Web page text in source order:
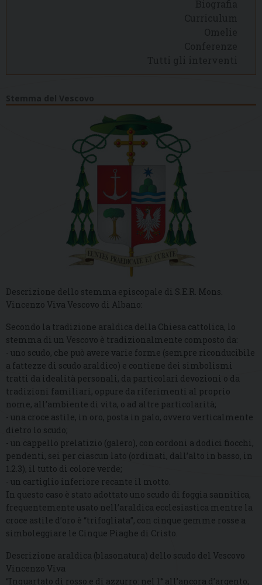
Descrizione dello stemma episcopale di S.E.R. Mons.
Vincenzo Viva Vescovo di Albano:
Secondo la tradizione araldica della Chiesa cattolica, lo
stemma di un Vescovo è tradizionalmente composto da:
- uno scudo, che può avere varie forme (sempre riconducibile
a fattezze di scudo araldico) e contiene dei simbolismi
tratti da idealità personali, da particolari devozioni o da
tradizioni familiari, oppure da riferimenti al proprio
nome, all’ambiente di vita, o ad altre particolarità;
- una croce astile, in oro, posta in palo, ovvero verticalmente
dietro lo scudo;
- un cappello prelatizio (galero), con cordoni a dodici fiocchi,
pendenti, sei per ciascun lato (ordinati, dall’alto in basso, in
1.2.3), il tutto di colore verde;
- un cartiglio inferiore recante il motto.
In questo caso è stato adottato uno scudo di foggia sannitica,
frequentemente usato nell’araldica ecclesiastica mentre la
croce astile d’oro è “trifogliata”, con cinque gemme rosse a
simboleggiare le Cinque Piaghe di Cristo.
Descrizione araldica (blasonatura) dello scudo del Vescovo
Vincenzo Viva
“Inquartato di rosso e di azzurro: nel 1° all’ancora d’argento;